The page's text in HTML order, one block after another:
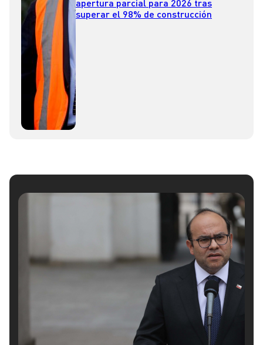
apertura parcial para 2026 tras
superar el 98% de construcción